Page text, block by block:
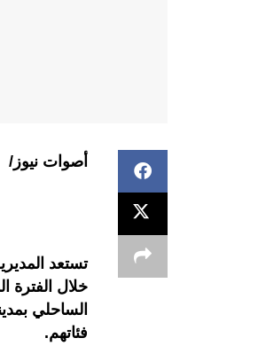
أصوات نيوز/
تستعد
الساحلي
فئاتهم.